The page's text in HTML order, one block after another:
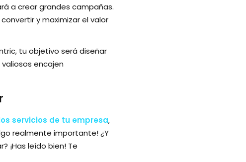
a crear grandes campañas.
y maximizar el valor
tu objetivo será diseñar
encajen
servicios de tu empresa,
realmente importante! ¿Y
¡Has leído bien! Te